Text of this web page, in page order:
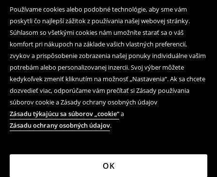
Používame cookies alebo podobné technológie, aby sme vám
poskytli čo najlepší zážitok z používania našej webovej stránky.
Súhlasom so všetkými cookies nám umožníte starať sa o váš
komfort pri nákupoch na základe vašich vlastných preferencií,
zvykov a prispôsobenie zobrazenia našej ponuky individuálne vašim
potrebám alebo personalizovanej inzercii. Svoj výber môžete
kedykoľvek zmeniť kliknutím na možnosť „Nastavenia“. Ak sa chcete
dozvedieť viac, odporúčame vám prečítať si Zásady používania
súborov cookie a Zásady ochrany osobných údajov
Zásadu týkajúcu sa súborov „cookie“a
Zásadu ochrany osobných údajov.
OK